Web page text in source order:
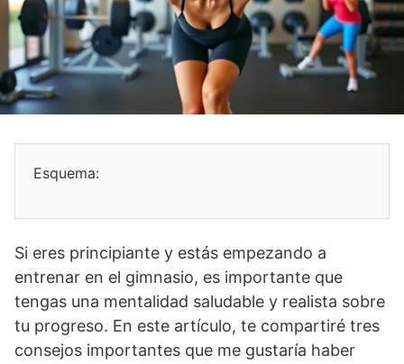
Esquema:
Si eres principiante y estás empezando a
entrenar en el gimnasio, es importante que
tengas una mentalidad saludable y realista sobre
tu progreso. En este artículo, te compartiré tres
consejos importantes que me gustaría haber